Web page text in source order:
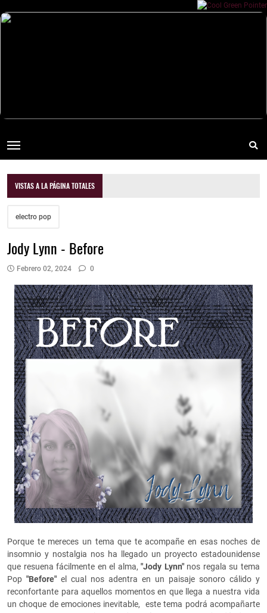
VISTAS A LA PÁGINA TOTALES
electro pop
Jody Lynn - Before
Febrero 02, 2024 0
Porque te mereces un tema que te acompañe en esas noches de
insomnio y nostalgia nos ha llegado un proyecto estadounidense
que resuena fácilmente en el alma,"Jody Lynn"nos regala su tema
Pop "Before" el cual nos adentra en un paisaje sonoro cálido y
reconfortante para aquellos momentos en que llega a nuestra vida
un choque de emociones inevitable, este tema podrá acompañarte